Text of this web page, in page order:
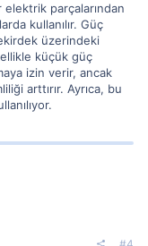
parçalarından
kullanılır. Güç
üzerindeki
küçük güç
izin verir, ancak
arttırır. Ayrıca, bu
#4